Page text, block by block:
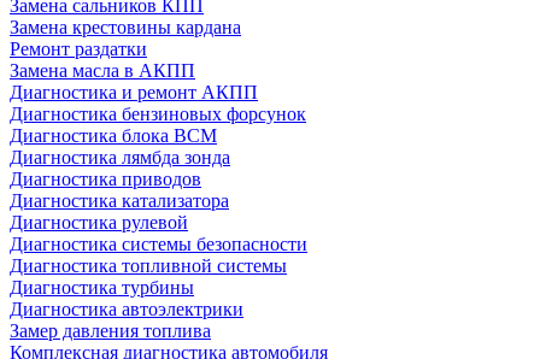
Замена сальников КПП
Замена крестовины кардана
Ремонт раздатки
Замена масла в АКПП
Диагностика и ремонт АКПП
Диагностика бензиновых форсунок
Диагностика блока BCM
Диагностика лямбда зонда
Диагностика приводов
Диагностика катализатора
Диагностика рулевой
Диагностика системы безопасности
Диагностика топливной системы
Диагностика турбины
Диагностика автоэлектрики
Замер давления топлива
Комплексная диагностика автомобиля